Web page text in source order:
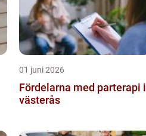
01 juni 2026
Fördelarna med parterapi i
västerås